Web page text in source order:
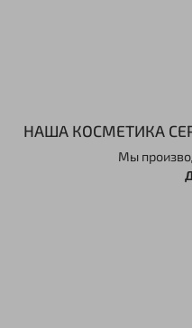
НАША КОСМЕТИКА
Мы